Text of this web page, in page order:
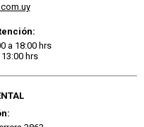
a 18:00 hrs
hrs